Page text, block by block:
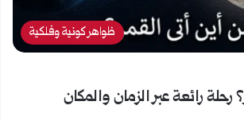
ظواهر كونية وفلكية
رائعة عبر الزمان والمكان